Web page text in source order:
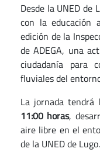
Desde la UNED de
con la educación
edición de la
de ADEGA, una
ciudadanía para
fluviales del
La jornada tendrá
11:00 horas,
aire libre en el
de la UNED de Lugo.